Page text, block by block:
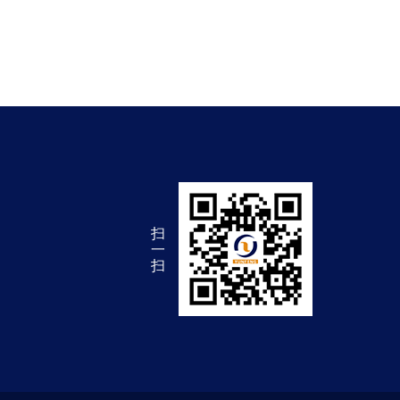
扫
一
扫